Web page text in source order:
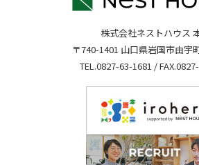
株式会社ネストハウス
〒740-1401 山口県岩国市由宇
TEL.0827-63-1681 /